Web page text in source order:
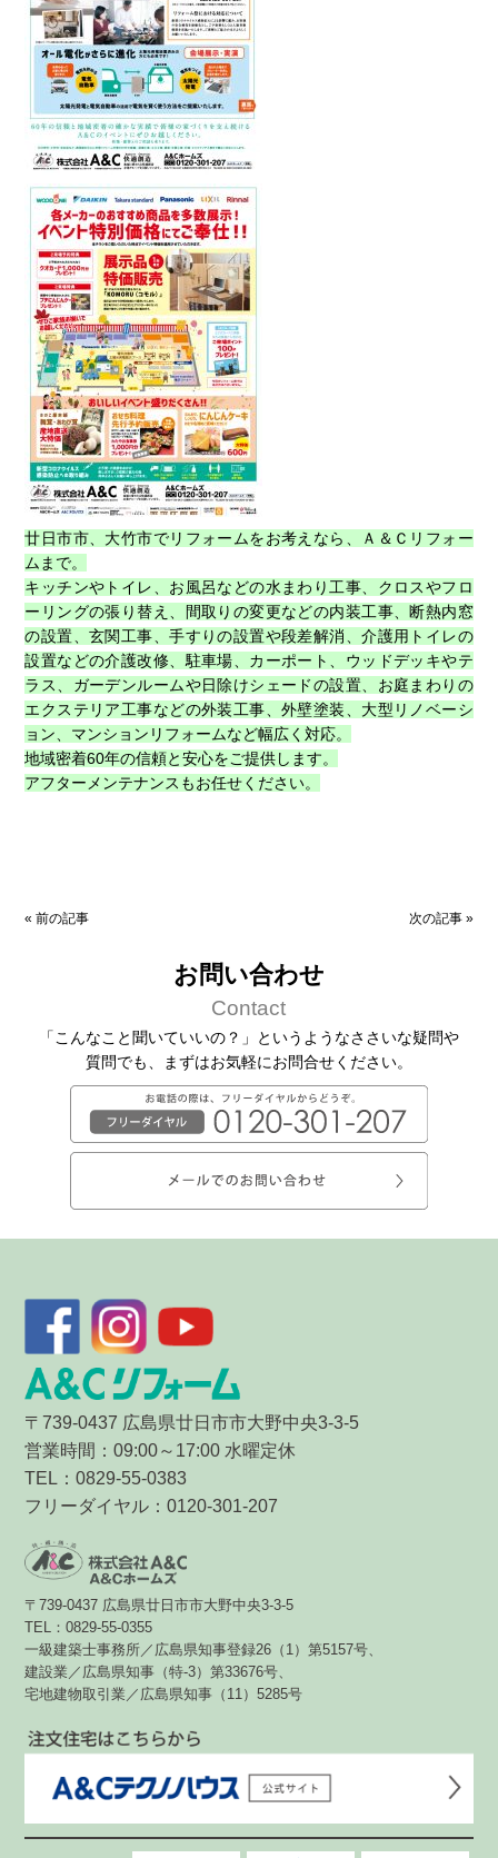
廿日市市、大竹市でリフォームをお考えなら、Ａ＆Ｃリフォー
ムまで。
キッチンやトイレ、お風呂などの水まわり工事、クロスやフロ
ーリングの張り替え、間取りの変更などの内装工事、断熱内窓
の設置、玄関工事、手すりの設置や段差解消、介護用トイレの
設置などの介護改修、駐車場、カーポート、ウッドデッキやテ
ラス、ガーデンルームや日除けシェードの設置、お庭まわりの
エクステリア工事などの外装工事、外壁塗装、大型リノベーシ
ョン、マンションリフォームなど幅広く対応。
地域密着60年の信頼と安心をご提供します。
アフターメンテナンスもお任せください。
«前の記事 次の記事»
お問い合わせ
Contact
「こんなこと聞いていいの？」というようなささいな疑問や
質問でも、
まずはお気軽にお問合せください。
〒739-0437 広島県廿日市市大野中央3-3-5
営業時間：09:00～17:00 水曜定休
TEL：0829-55-0383
フリーダイヤル：0120-301-207
〒739-0437 広島県廿日市市大野中央3-3-5
TEL：0829-55-0355
一級建築士事務所／広島県知事登録26（1）第5157号、
建設業／広島県知事（特-3）第33676号、
宅地建物取引業／広島県知事（11）5285号